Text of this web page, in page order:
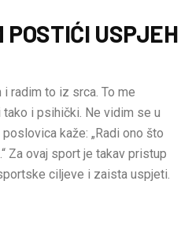
POSTIĆI USPJEH
radim to iz srca. To me
i psihički. Ne vidim se u
kaže: „Radi ono što
Za ovaj sport je takav pristup
ciljeve i zaista uspjeti.